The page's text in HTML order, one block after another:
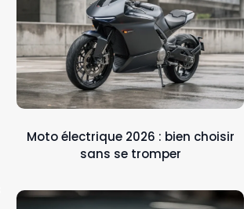
Moto électrique 2026 : bien choisir
sans se tromper